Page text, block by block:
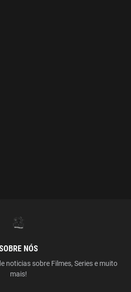
NÓS
noticias sobre Filmes, Series e muito
mais!